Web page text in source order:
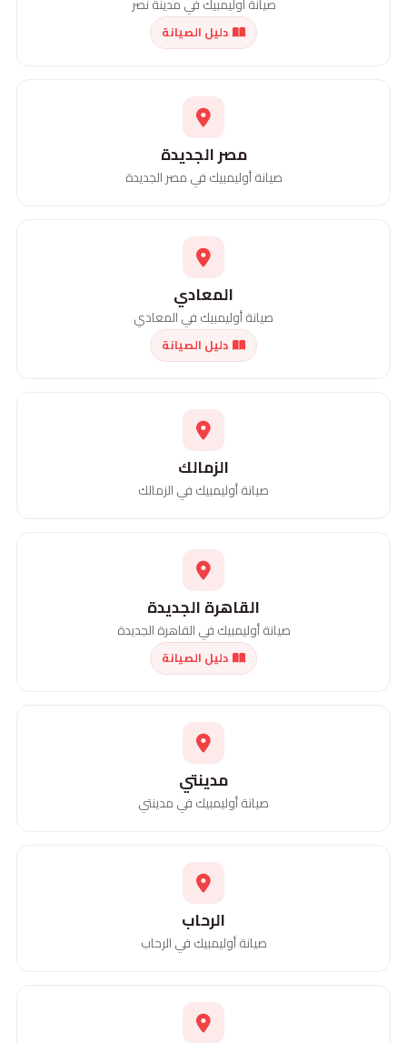
صيانة أوليمبيك في مدينة نصر
دليل الصيانة
مصر الجديدة
صيانة أوليمبيك في مصر الجديدة
المعادي
صيانة أوليمبيك في المعادي
دليل الصيانة
الزمالك
صيانة أوليمبيك في الزمالك
القاهرة الجديدة
صيانة أوليمبيك في القاهرة الجديدة
دليل الصيانة
مدينتي
صيانة أوليمبيك في مدينتي
الرحاب
صيانة أوليمبيك في الرحاب